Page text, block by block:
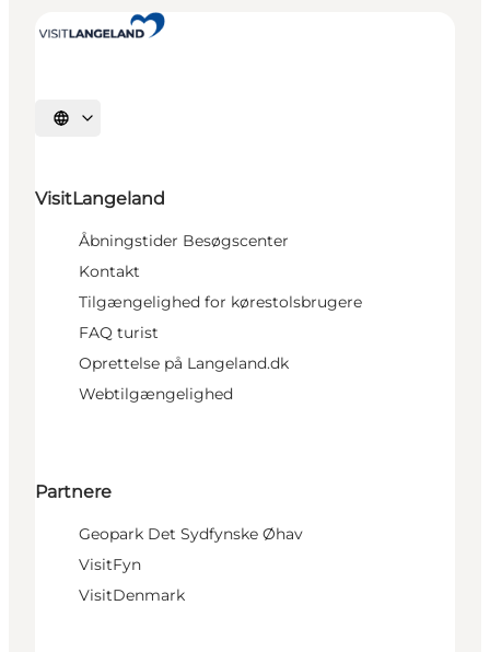
Vælg sprog
VisitLangeland
Åbningstider Besøgscenter
Kontakt
Tilgængelighed for kørestolsbrugere
FAQ turist
Oprettelse på Langeland.dk
Webtilgængelighed
Partnere
Geopark Det Sydfynske Øhav
VisitFyn
VisitDenmark